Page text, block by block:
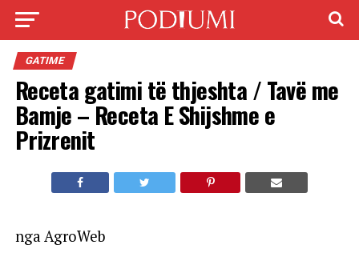
GATIME
Receta gatimi të thjeshta / Tavë me
Bamje – Receta E Shijshme e
Prizrenit
nga AgroWeb